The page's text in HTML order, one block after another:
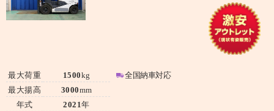
最大荷重
最大揚高
年式
1500kg
3000mm
2021年
全国納車対応